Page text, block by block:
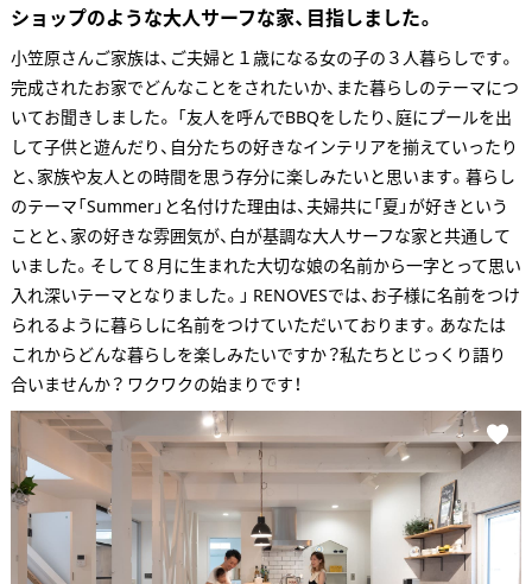
ショップのような大人サーフな家、目指しました。
小笠原さんご家族は、ご夫婦と１歳になる女の子の３人暮らしです。
完成されたお家でどんなことをされたいか、また暮らしのテーマにつ
いてお聞きしました。 「友人を呼んでBBQをしたり、庭にプールを出
して子供と遊んだり、自分たちの好きなインテリアを揃えていったり
と、家族や友人との時間を思う存分に楽しみたいと思います。暮らし
のテーマ「Summer」と名付けた理由は、夫婦共に「夏」が好きという
ことと、家の好きな雰囲気が、白が基調な大人サーフな家と共通して
いました。そして８月に生まれた大切な娘の名前から一字とって思い
入れ深いテーマとなりました。」 RENOVESでは、お子様に名前をつけ
られるように暮らしに名前をつけていただいております。あなたは
これからどんな暮らしを楽しみたいですか？私たちとじっくり語り
合いませんか？ ワクワクの始まりです！